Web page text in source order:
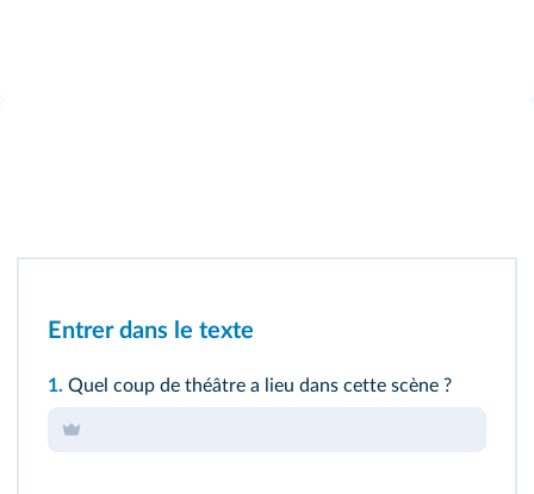
Entrer dans le texte
1. Quel coup de théâtre a lieu dans cette scène ?